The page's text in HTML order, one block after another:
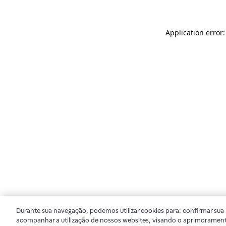
Application
Durante sua navegação, podemos utilizar cookies para: confirmar
acompanhar a utilização de nossos websites, visando o